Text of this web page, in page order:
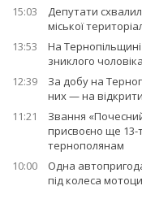
15:03
Депутати
міської
13:53
На
зниклого чоловіка
12:39
За добу на
них — на
11:21
Звання
присвоєно ще
тернополянам
10:00
Одна
під колеса